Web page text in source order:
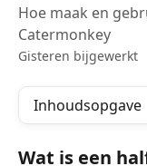
Hoe maak en
Catermonkey
Gisteren bijgewerkt
Inhoudsopgave
Wat is een